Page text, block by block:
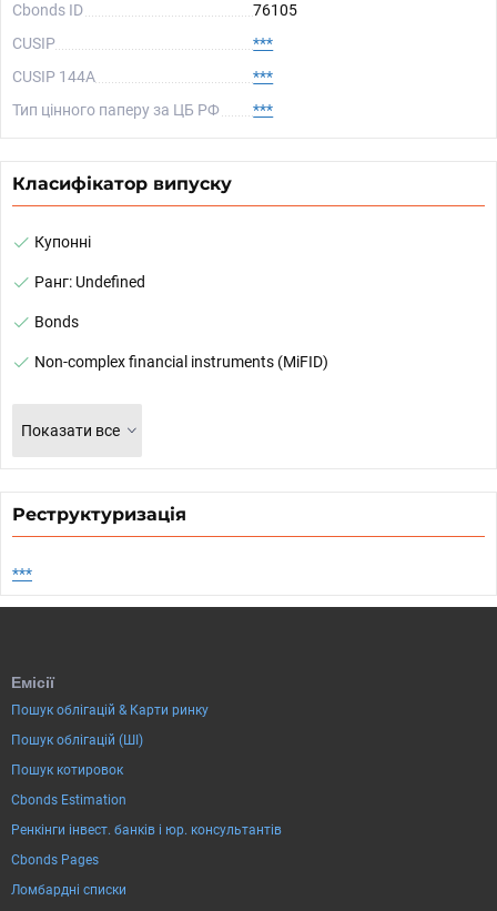
Cbonds ID
76105
CUSIP
***
CUSIP 144A
***
Тип цінного паперу за ЦБ РФ
***
Класифікатор випуску
Купонні
Ранг: Undefined
Bonds
Non-complex financial instruments (MiFID)
Показати все
Реструктуризація
***
Емісії
Пошук облігацій & Карти ринку
Пошук облігацій (ШІ)
Пошук котировок
Cbonds Estimation
Ренкінги інвест. банків і юр. консультантів
Cbonds Pages
Ломбардні списки